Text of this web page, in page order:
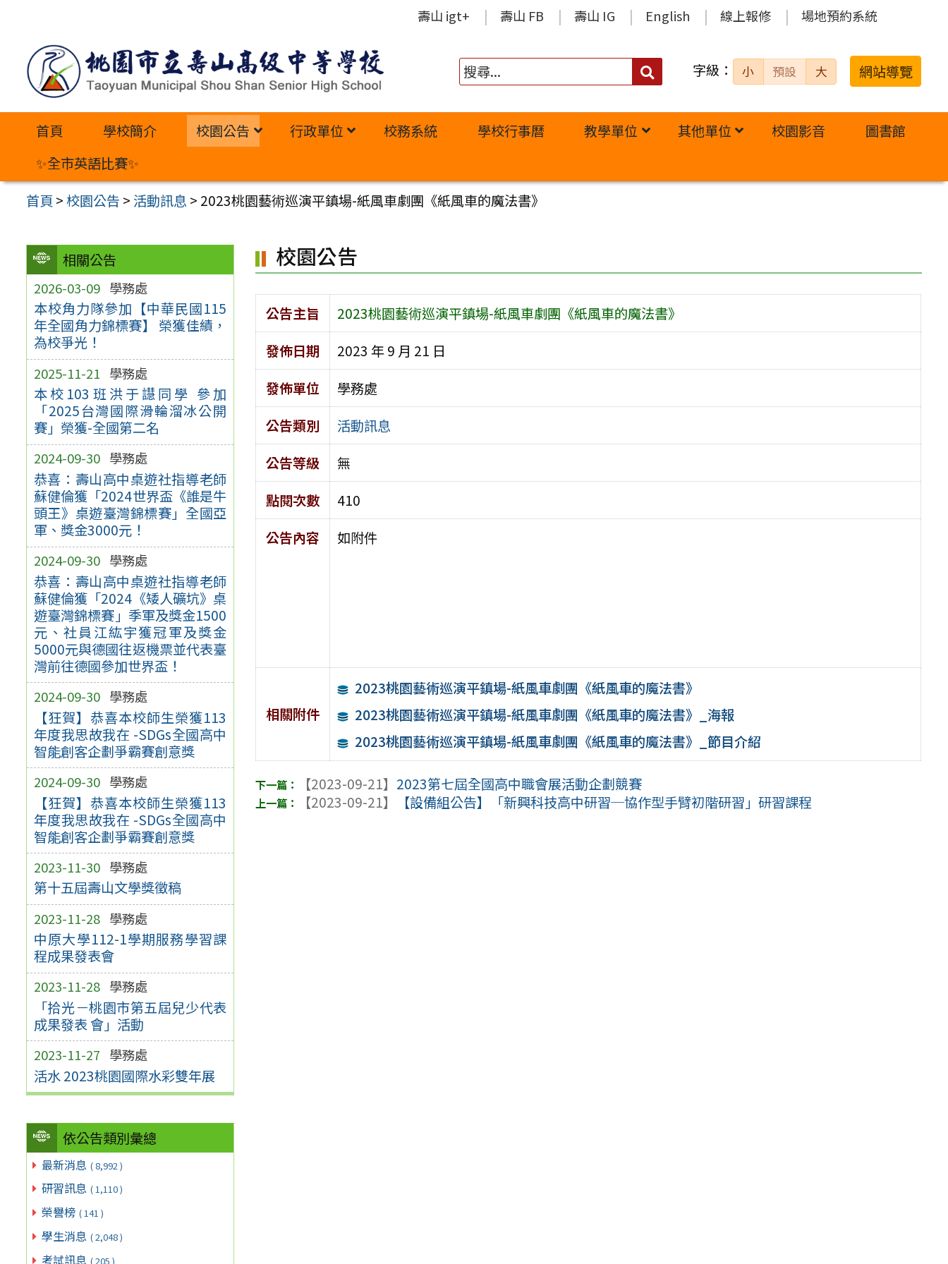
內
壽山 igt+ 壽山 FB 壽山 IG English 線上報修 場地預約系統
搜
字級： 小 預設 大 網站導覽
首頁 學校簡介 校園公告 行政單位 校務系統 學校行事曆 教學單位 其他單位 校園影音
圖書館
✨全市英語比賽✨
首頁 >校園公告 > 活動訊息 > 2023桃園藝術巡演平鎮場-紙風車劇團《紙風車的魔法書》
相關公告
2026-03-09 學務處
本校角力隊參加【中華民國115
年全國角力錦標賽】 榮獲佳績，
為校爭光！
2025-11-21 學務處
本校103班洪于譿同學 參加
「2025台灣國際滑輪溜冰公開
賽」榮獲-全國第二名
2024-09-30 學務處
恭喜：壽山高中桌遊社指導老師
蘇健倫獲「2024世界盃《誰是牛
頭王》桌遊臺灣錦標賽」全國亞
軍、獎金3000元！
2024-09-30 學務處
恭喜：壽山高中桌遊社指導老師
蘇健倫獲「2024《矮人礦坑》桌
遊臺灣錦標賽」季軍及獎金1500
元、社員江紘宇獲冠軍及獎金
5000元與德國往返機票並代表臺
灣前往德國參加世界盃！
2024-09-30 學務處
【狂賀】恭喜本校師生榮獲113
年度我思故我在 -SDGs全國高中
智能創客企劃爭霸賽創意獎
2024-09-30 學務處
【狂賀】恭喜本校師生榮獲113
年度我思故我在 -SDGs全國高中
智能創客企劃爭霸賽創意獎
2023-11-30 學務處
第十五屆壽山文學獎徵稿
2023-11-28 學務處
中原大學112-1學期服務學習課
程成果發表會
2023-11-28 學務處
「拾光－桃園市第五屆兒少代表
成果發表 會」活動
2023-11-27 學務處
活水 2023桃園國際水彩雙年展
依公告類別彙總
最新消息 ( 8,992 )
研習訊息 ( 1,110 )
榮譽榜 ( 141 )
學生消息 ( 2,048 )
考試訊息 ( 205 )
校園公告
公告主旨
2023桃園藝術巡演平鎮場-紙風車劇團《紙風車的魔法書》
發佈日期
2023 年 9 月 21 日
發佈單位
學務處
公告類別
活動訊息
公告等級
無
點閱次數
410
公告內容
如附件
相關附件
2023桃園藝術巡演平鎮場-紙風車劇團《紙風車的魔法書》
2023桃園藝術巡演平鎮場-紙風車劇團《紙風車的魔法書》_海報
2023桃園藝術巡演平鎮場-紙風車劇團《紙風車的魔法書》_節目介紹
【2023-09-21】 2023第七屆全國高中職會展活動企劃競賽
【2023-09-21】
【設備組公告】「新興科技高中研習─協作型手臂初階研習」研習課程